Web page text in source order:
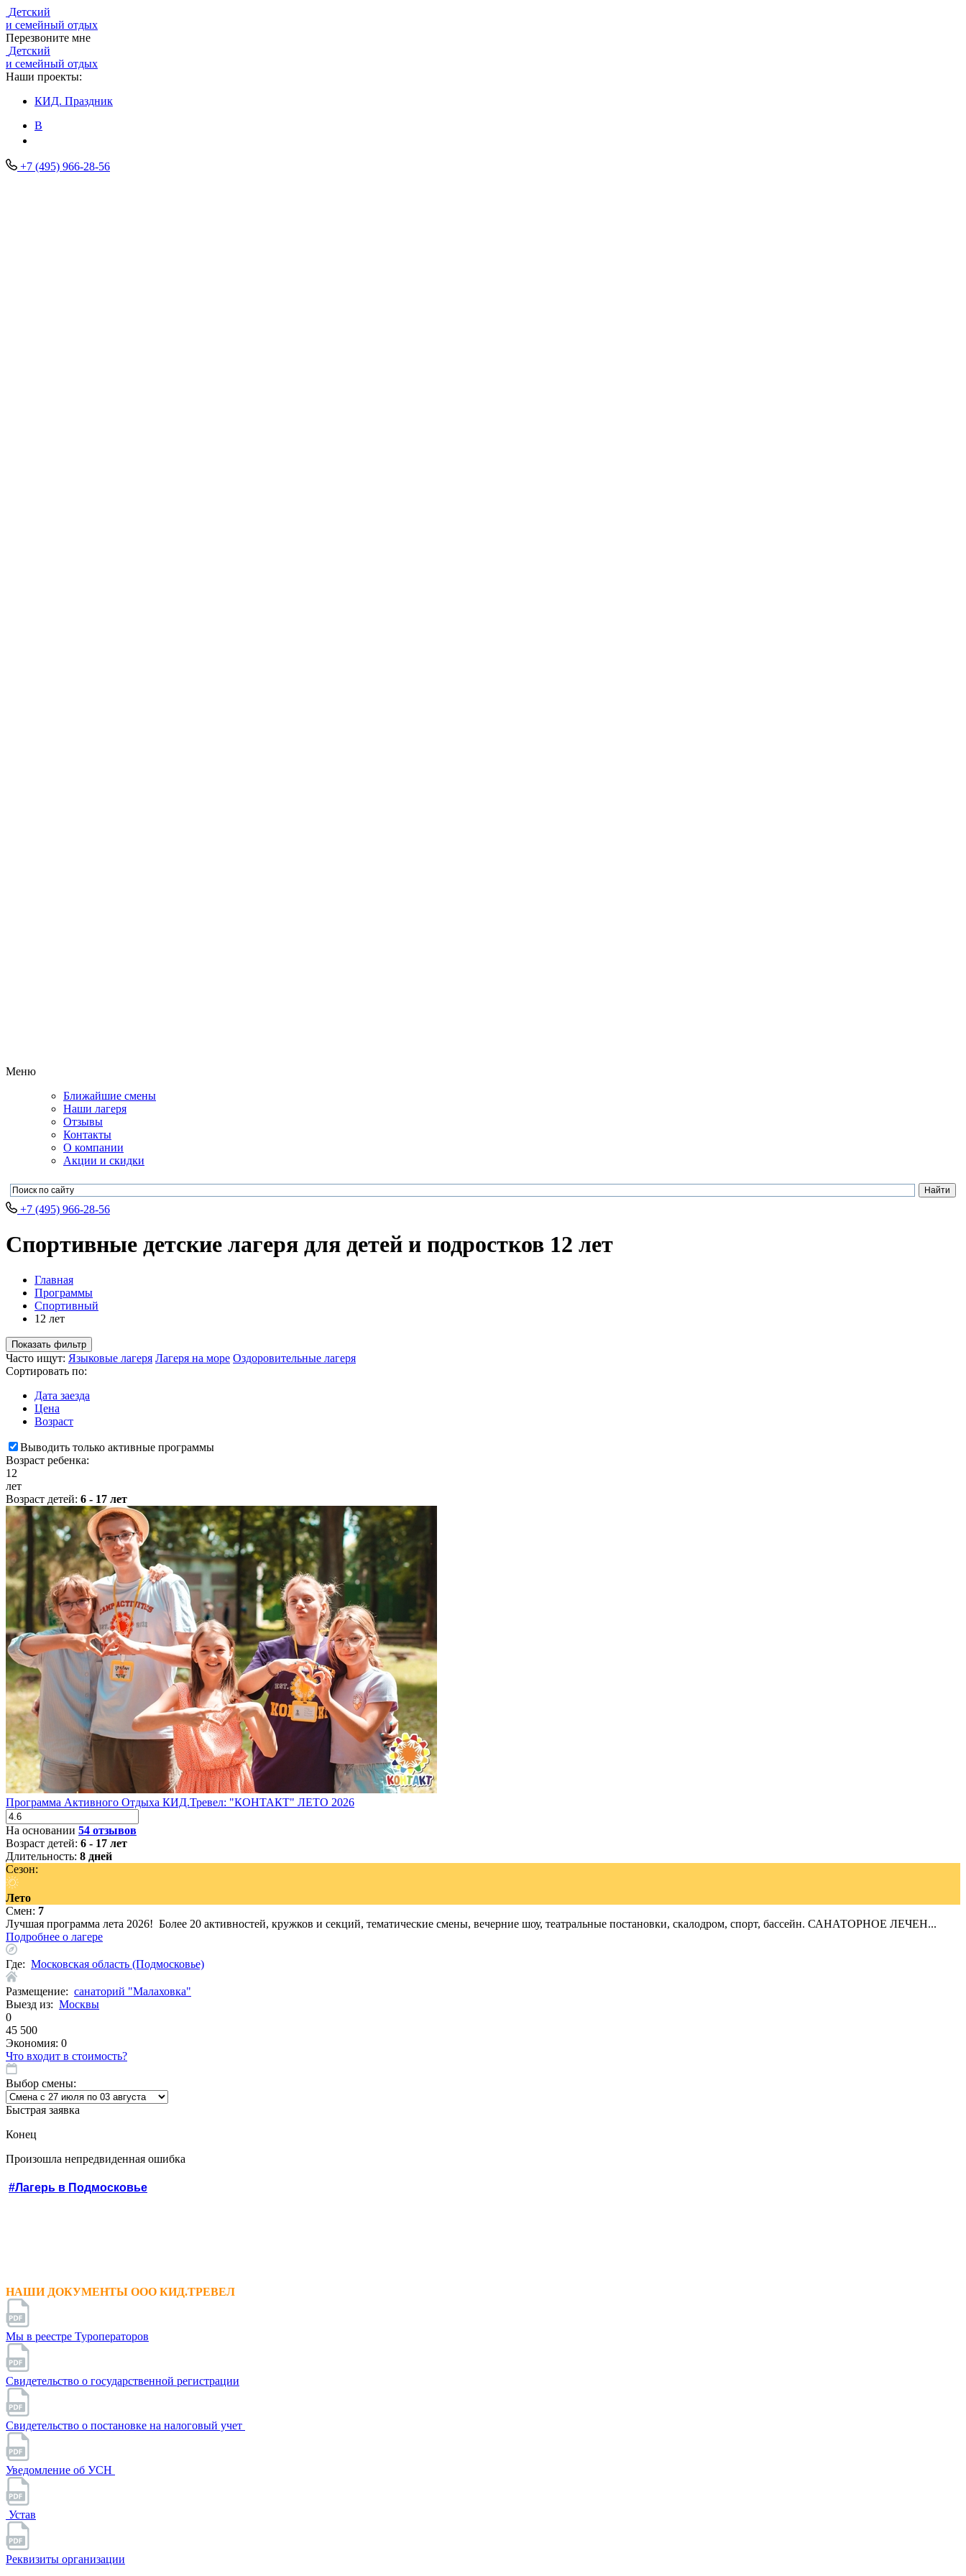
Детский
и семейный отдых
Перезвоните мне
Детский
и семейный отдых
Наши проекты:
КИД. Праздник
В
+7 (495) 966-28-56
Меню
Ближайшие смены
Наши лагеря
Отзывы
Контакты
О компании
Акции и скидки
+7 (495) 966-28-56
Спортивные детские лагеря для детей и подростков 12 лет
Главная
Программы
Спортивный
12 лет
Показать фильтр
Часто ищут: Языковые лагеря Лагеря на море Оздоровительные лагеря
Сортировать по:
Дата заезда
Цена
Возраст
Выводить только активные программы
Возраст ребенка:
12
лет
Возраст детей: 6 - 17 лет
Программа Активного Отдыха КИД.Тревел: "КОНТАКТ" ЛЕТО 2026
На основании 54 отзывов
Возраст детей: 6 - 17 лет
Длительность: 8 дней
Сезон:
Лето
Смен: 7
Лучшая программа лета 2026! Более 20 активностей, кружков и секций, тематические смены, вечерние шоу, театральные постановки, скалодром, спорт, бассейн. САНАТОРНОЕ ЛЕЧЕН...
Подробнее о лагере
Где: Московская область (Подмосковье)
Размещение: санаторий "Малаховка"
Выезд из: Москвы
0
45 500
Экономия: 0
Что входит в стоимость?
Выбор смены:
Быстрая заявка
Конец
Произошла непредвиденная ошибка
#Лагерь в Подмосковье
НАШИ ДОКУМЕНТЫ ООО КИД.ТРЕВЕЛ
Мы в реестре Туроператоров
Свидетельство о государственной регистрации
Свидетельство о постановке на налоговый учет
Уведомление об УСН
Устав
Реквизиты организации